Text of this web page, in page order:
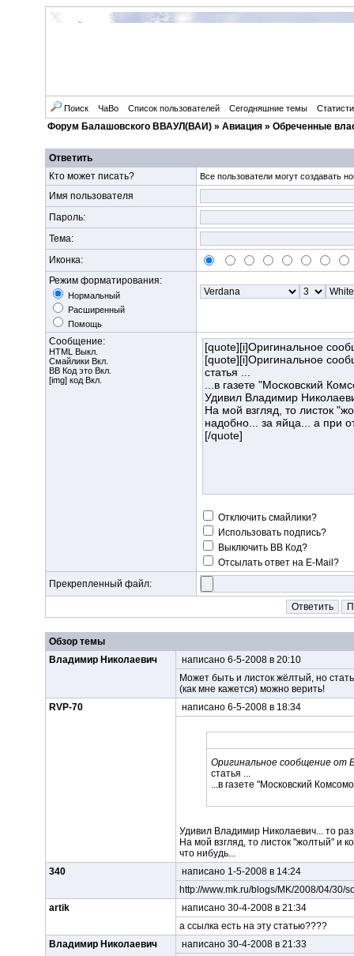
Поиск ЧаВо Список пользователей Сегодняшние темы
Форум Балашовского ВВАУЛ(ВАИ)» Авиация» Обреченные
Ответить
Кто может писать?
Все пользователи могут создавать
Имя пользователя
Пароль:
Тема:
Иконка:
Режим форматирования:
Нормальный
Расширенный
Помощь
Сообщение:
HTML Выкл.
Смайлики Вкл.
BB Кодэто Вкл.
[img] код Вкл.
Отключить смайлики?
Использовать подпись?
Выключить BB Код?
Отсылать ответ на E-Mail?
Прекрепленный файл:
Обзор темы
Владимир Николаевич
написано 6-5-2008 в 20:10
Может быть и листок жёлтый, но
(как мне кажется) можно верить!
RVP-70
написано 6-5-2008 в 18:34
Оригинальное сообщение от
статья ...
...в газете "Московский
Удивил Владимир Николаевич... то
На мой взгляд, то листок "жолтый" и
что нибудь...
340
написано 1-5-2008 в 14:24
http://www.mk.ru/blogs/MK/2008/04/30/
artik
написано 30-4-2008 в 21:34
а ссылка есть на эту статью????
Владимир Николаевич
написано 30-4-2008 в 21:33